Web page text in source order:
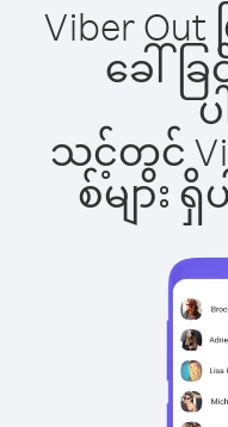
Viber
ခေါ်
သင့်တွင်
စ်များ